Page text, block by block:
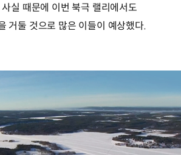
실 때문에 이번 북극 랠리에서도
거둘 것으로 많은 이들이 예상했다.